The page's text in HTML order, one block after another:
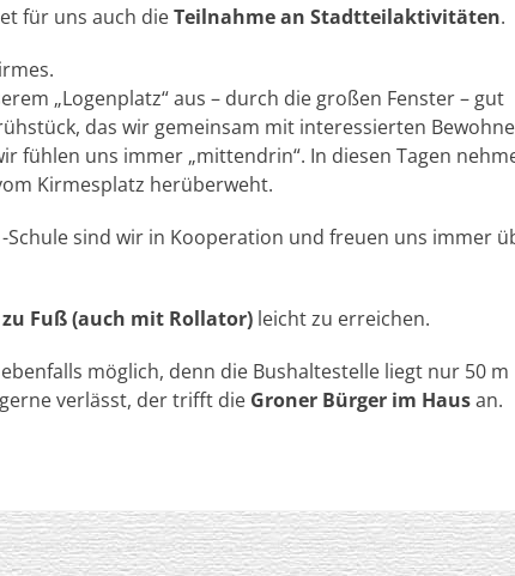
für uns auch dieTeilnahme an Stadtteilaktivitäten.
„Logenplatz“ aus – durch die großen Fenster – gut
das wir gemeinsam mit interessierten
fühlen uns immer „mittendrin“. In diesen Tagen
Kirmesplatz herüberweht.
sind wir in Kooperation und freuen uns immer
zu Fuß (auch mit Rollator) leicht zu erreichen.
möglich, denn die Bushaltestelle liegt nur 50 m
verlässt, der trifft die Groner Bürger im Hausan.
Zentrum für ältere Menschen. Alle Rechte vorbehalten. | Catch